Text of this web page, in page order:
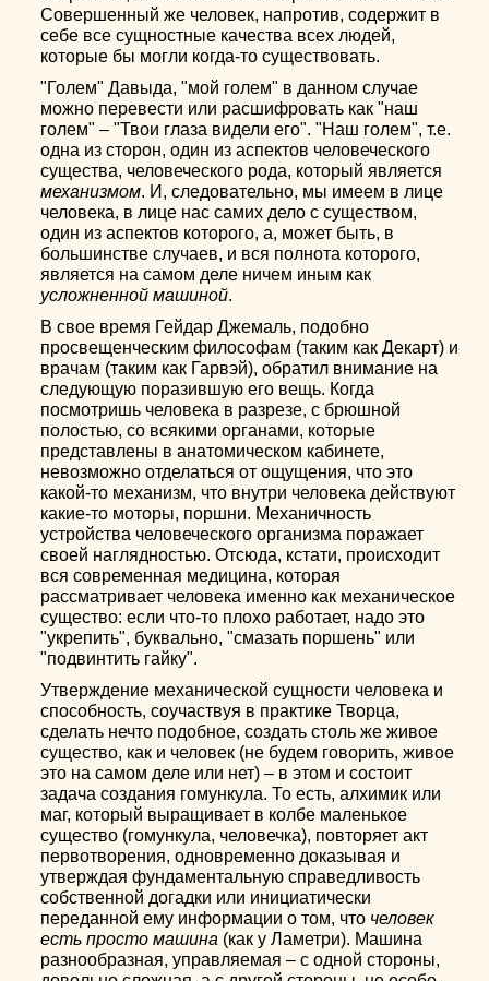
Совершенный же человек, напротив, содержит в
себе все сущностные качества всех людей,
которые бы могли когда-то существовать.
"Голем" Давыда, "мой голем" в данном случае
можно перевести или расшифровать как "наш
голем" – "Твои глаза видели его". "Наш голем", т.е.
одна из сторон, один из аспектов человеческого
существа, человеческого рода, который является
механизмом. И, следовательно, мы имеем в лице
человека, в лице нас самих дело с существом,
один из аспектов которого, а, может быть, в
большинстве случаев, и вся полнота которого,
является на самом деле ничем иным как
усложненной машиной.
В свое время Гейдар Джемаль, подобно
просвещенческим философам (таким как Декарт) и
врачам (таким как Гарвэй), обратил внимание на
следующую поразившую его вещь. Когда
посмотришь человека в разрезе, с брюшной
полостью, со всякими органами, которые
представлены в анатомическом кабинете,
невозможно отделаться от ощущения, что это
какой-то механизм, что внутри человека действуют
какие-то моторы, поршни. Механичность
устройства человеческого организма поражает
своей наглядностью. Отсюда, кстати, происходит
вся современная медицина, которая
рассматривает человека именно как механическое
существо: если что-то плохо работает, надо это
"укрепить", буквально, "смазать поршень" или
"подвинтить гайку".
Утверждение механической сущности человека и
способность, соучаствуя в практике Творца,
сделать нечто подобное, создать столь же живое
существо, как и человек (не будем говорить, живое
это на самом деле или нет) – в этом и состоит
задача создания гомункула. То есть, алхимик или
маг, который выращивает в колбе маленькое
существо (гомункула, человечка), повторяет акт
первотворения, одновременно доказывая и
утверждая фундаментальную справедливость
собственной догадки или инициатически
переданной ему информации о том, что человек
есть просто машина (как у Ламетри). Машина
разнообразная, управляемая – с одной стороны,